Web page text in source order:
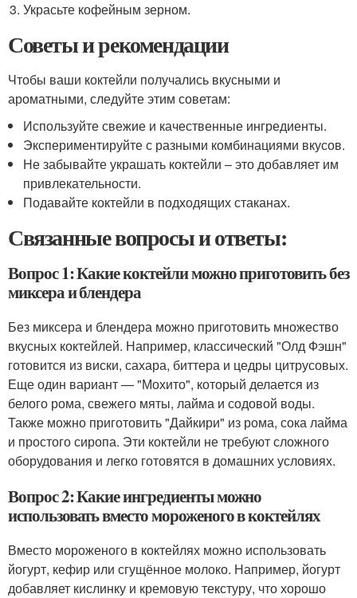
Украсьте кофейным зерном.
Советы и рекомендации
Чтобы ваши коктейли получались вкусными и
ароматными, следуйте этим советам:
Используйте свежие и качественные ингредиенты.
Экспериментируйте с разными комбинациями вкусов.
Не забывайте украшать коктейли – это добавляет им
привлекательности.
Подавайте коктейли в подходящих стаканах.
Связанные вопросы и ответы:
Вопрос 1: Какие коктейли можно приготовить без
миксера и блендера
Без миксера и блендера можно приготовить множество
вкусных коктейлей. Например, классический "Олд Фэшн"
готовится из виски, сахара, биттера и цедры цитрусовых.
Еще один вариант — "Мохито", который делается из
белого рома, свежего мяты, лайма и содовой воды.
Также можно приготовить "Дайкири" из рома, сока лайма
и простого сиропа. Эти коктейли не требуют сложного
оборудования и легко готовятся в домашних условиях.
Вопрос 2: Какие ингредиенты можно
использовать вместо мороженого в коктейлях
Вместо мороженого в коктейлях можно использовать
йогурт, кефир или сгущённое молоко. Например, йогурт
добавляет кислинку и кремовую текстуру, что хорошо